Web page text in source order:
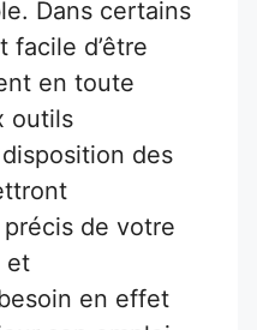
Dans certains
facile d’être
en toute
outils
des
de votre
et
en effet